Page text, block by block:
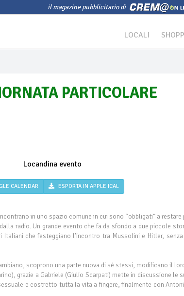
il magazine pubblicitario di
LOCALI
PARTICOLARE
CALENDAR ESPORTA IN APPLE ICAL
in uno spazio comune in cui sono “obbligati” a restare
radio. Un grande evento che fa da sfondo a due piccole
che festeggiano l’incontro tra Mussolini e Hitler, senza
scoprono una parte nuova di sé stessi, modificano il
grazie a Gabriele (Giulio Scarpati) mette in discussione le
e costretto tutta la vita a fingere, finalmente con